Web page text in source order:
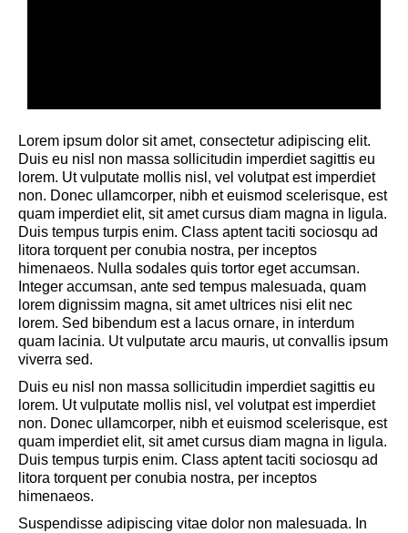
Lorem ipsum dolor sit amet, consectetur adipiscing elit.
Duis eu nisl non massa sollicitudin imperdiet sagittis eu
lorem. Ut vulputate mollis nisl, vel volutpat est imperdiet
non. Donec ullamcorper, nibh et euismod scelerisque, est
quam imperdiet elit, sit amet cursus diam magna in ligula.
Duis tempus turpis enim. Class aptent taciti sociosqu ad
litora torquent per conubia nostra, per inceptos
himenaeos. Nulla sodales quis tortor eget accumsan.
Integer accumsan, ante sed tempus malesuada, quam
lorem dignissim magna, sit amet ultrices nisi elit nec
lorem. Sed bibendum est a lacus ornare, in interdum
quam lacinia. Ut vulputate arcu mauris, ut convallis ipsum
viverra sed.
Duis eu nisl non massa sollicitudin imperdiet sagittis eu
lorem. Ut vulputate mollis nisl, vel volutpat est imperdiet
non. Donec ullamcorper, nibh et euismod scelerisque, est
quam imperdiet elit, sit amet cursus diam magna in ligula.
Duis tempus turpis enim. Class aptent taciti sociosqu ad
litora torquent per conubia nostra, per inceptos
himenaeos.
Suspendisse adipiscing vitae dolor non malesuada. In